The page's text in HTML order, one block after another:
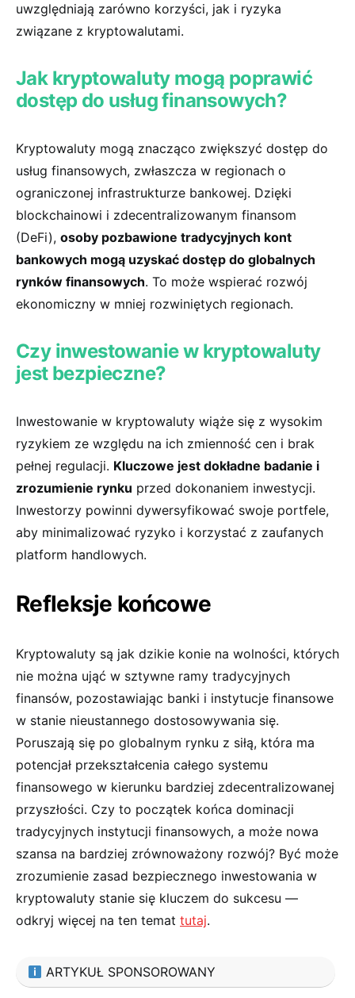
uwzględniają zarówno korzyści, jak i ryzyka
związane ‌z kryptowalutami.
Jak kryptowaluty mogą poprawić
dostęp do usług finansowych?
Kryptowaluty mogą znacząco zwiększyć dostęp do
‌usług finansowych, zwłaszcza w regionach o
ograniczonej infrastrukturze bankowej. Dzięki
blockchainowi i zdecentralizowanym finansom
(DeFi), osoby pozbawione tradycyjnych kont
bankowych mogą uzyskać⁢ dostęp do globalnych
rynków finansowych. To może wspierać rozwój
ekonomiczny w mniej rozwiniętych regionach.
Czy inwestowanie w kryptowaluty
jest bezpieczne?
Inwestowanie w kryptowaluty wiąże się z wysokim
ryzykiem ze względu⁤ na ich​ zmienność cen i brak
pełnej regulacji. Kluczowe ​jest dokładne badanie i
zrozumienie rynku przed dokonaniem inwestycji.
Inwestorzy powinni dywersyfikować swoje portfele,
aby minimalizować ​ryzyko i korzystać z zaufanych
platform handlowych.
Refleksje końcowe
Kryptowaluty są jak dzikie konie na wolności, których
nie ⁤można ująć w sztywne ramy tradycyjnych
finansów, pozostawiając banki i instytucje finansowe
w stanie nieustannego dostosowywania się.​
Poruszają⁢ się po globalnym rynku z siłą, która ma
potencjał przekształcenia całego systemu
finansowego w kierunku bardziej ‌zdecentralizowanej‌
przyszłości. Czy to początek końca dominacji
tradycyjnych instytucji finansowych, a może nowa
szansa na bardziej zrównoważony rozwój? Być może
zrozumienie zasad bezpiecznego inwestowania w
kryptowaluty stanie się kluczem do sukcesu ​—
odkryj więcej na ten temat⁤ tutaj.
ARTYKUŁ SPONSOROWANY